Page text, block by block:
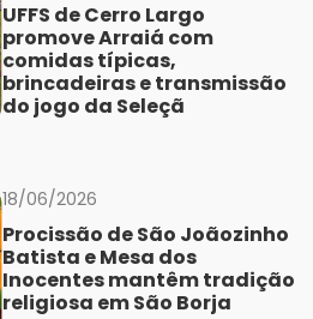
UFFS de Cerro Largo
promove Arraiá com
comidas típicas,
brincadeiras e transmissão
do jogo da Seleçã
18/06/2026
Procissão de São Joãozinho
Batista e Mesa dos
Inocentes mantêm tradição
religiosa em São Borja